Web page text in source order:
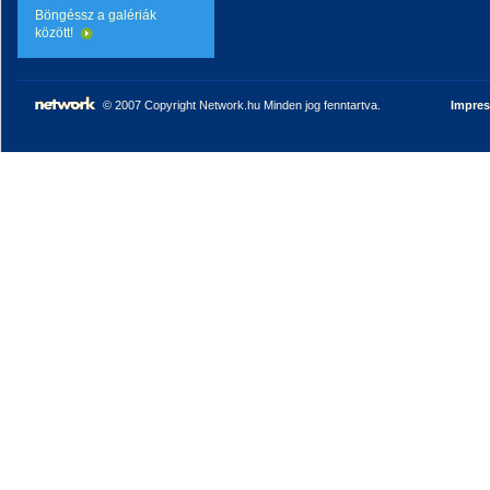
Böngéssz a galériák
között!
© 2007 Copyright Network.hu Minden jog fenntartva.